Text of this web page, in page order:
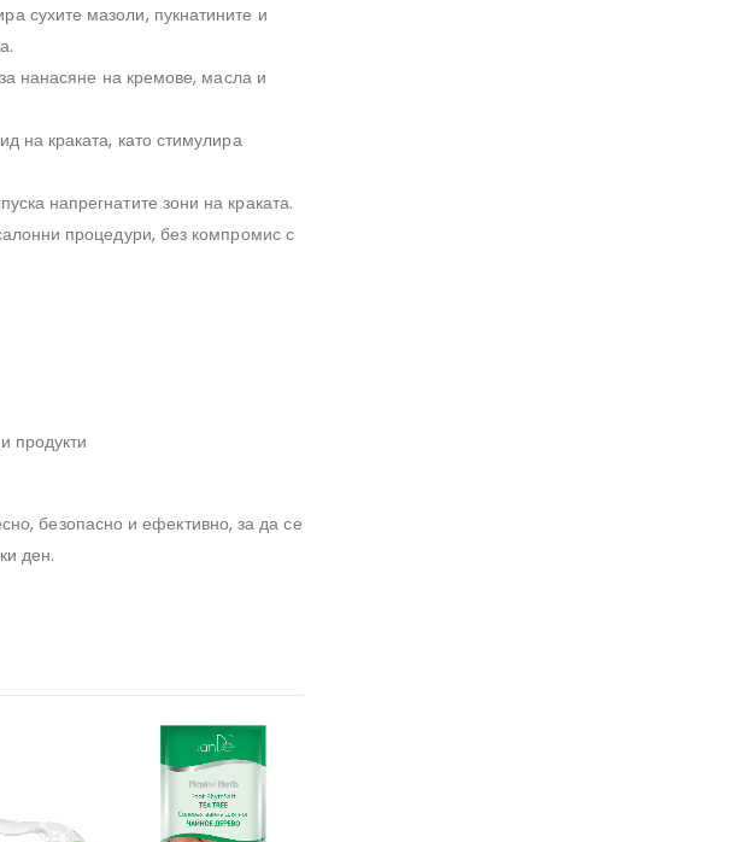
сухите мазоли, пукнатините и
нанасяне на кремове, масла и
на краката, като стимулира
напрегнатите зони на краката.
процедури, без компромис с
продукти
безопасно и ефективно, за да се
ден.